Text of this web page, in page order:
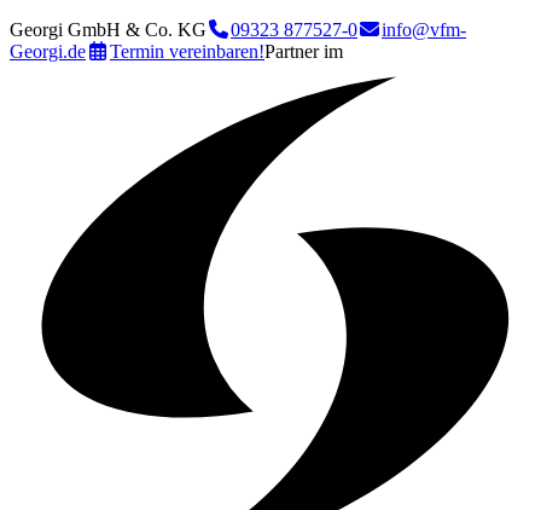
Georgi GmbH & Co. KG 09323 877527-0
info@vfm-
Georgi.de
Termin vereinbaren!Partner im